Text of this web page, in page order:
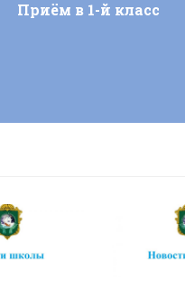
Приём в 1-й класс